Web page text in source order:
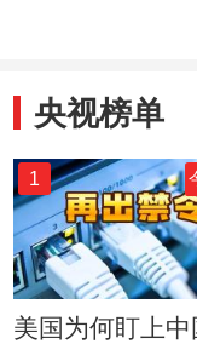
央视榜单
1
美国为何盯上中